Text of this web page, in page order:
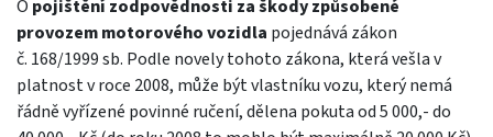
O pojištění zodpovědnosti za škody způsobené
provozem motorového vozidla pojednává zákon
č. 168/1999 sb. Podle novely tohoto zákona, která vešla v
platnost v roce 2008, může být vlastníku vozu, který nemá
řádně vyřízené povinné ručení, dělena pokuta od 5 000,- do